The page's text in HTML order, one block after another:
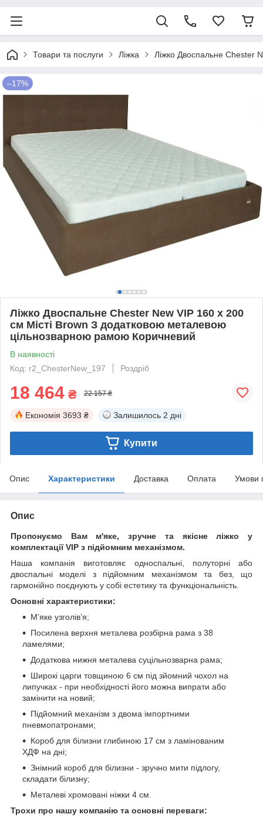
Товари та послуги Ліжка Ліжко Двоспальне Chester
–17%
Ліжко Двоспальне Chester New VIP 160 х 200
см Місті Brown З додатковою металевою
цільнозварною рамою Коричневий
В наявності
Код: r2_ChesterNew_197
Роздріб
18 464 ₴ 22 157 ₴
Економія 3693 ₴ Залишилось 2 дні
Купити
Опис Характеристики Доставка Оплата Умови
Опис
Пропонуємо Вам м'яке, зручне та якiсне ліжко у
комплектації VIP з підйомним механізмом.
Наша компанія виготовляє односпальні, полуторні або
двоспальні моделі з підйомним механізмом та без, що
гармонійно поєднують у собі естетику та функціональність.
Основні характеристики:
М’яке узголів’я;
Посилена верхня металева розбірна рама з 38
ламелями;
Додаткова нижня металева суцільнозварна рама;
Широкі царги товщиною 6 см під зйомний чохол на
липучках - при необхідності його можна випрати або
замінити на новий;
Підйомний механізм з двома імпортними
пневмопатронами;
Короб для білизни глибиною 17 см з ламінованим
ХДФ на дні;
Знімний короб для білизни - зручно мити підлогу,
складати білизну;
Металеві хромовані ніжки 4 см.
Трохи про нашу компанію та основні переваги: